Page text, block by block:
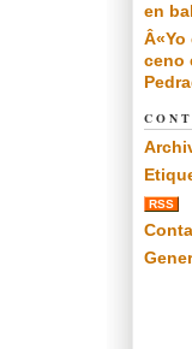
en
Â«Yo
ceno
RSS